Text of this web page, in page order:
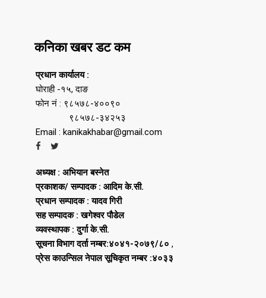
कनिका खबर डट कम
प्रधान कार्यालय :
घोराही -१५, दाङ
फोन नं : ९८५७८-४००९०
९८५७८-३४२५३
Email : kanikakhabar@gmail.com
अध्यक्ष : अभियान बस्नेत
प्रकाशक/ सम्पादक : आदिम के.सी.
प्रधान सम्पादक : यादव गिरी
सह सम्पादक : खगेश्वर पौडेल
व्यवस्थापक : दुर्गा के.सी.
सूचना विभाग दर्ता नम्बर:४०४१-२०७९/८० ,
प्रेस काउन्सिल नेपाल सूचिकृत नम्बर :४०३३